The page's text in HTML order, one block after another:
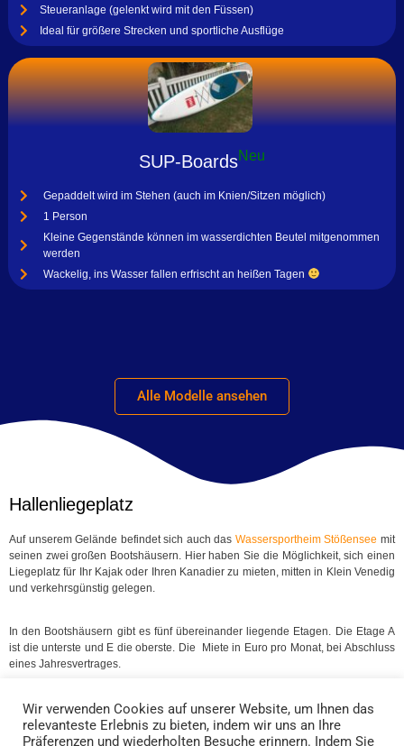
Steueranlage (gelenkt wird mit den Füssen)
Ideal für größere Strecken und sportliche Ausflüge
SUP-BoardsNeu
Gepaddelt wird im Stehen (auch im Knien/Sitzen möglich)
1 Person
Kleine Gegenstände können im wasserdichten Beutel mitgenommen
werden
Wackelig, ins Wasser fallen erfrischt an heißen Tagen
Alle Modelle ansehen
Hallenliegeplatz
Auf unserem Gelände befindet sich auch das Wassersportheim Stößensee mit
seinen zwei großen Bootshäusern. Hier haben Sie die Möglichkeit, sich einen
Liegeplatz für Ihr Kajak oder Ihren Kanadier zu mieten, mitten in Klein Venedig
und verkehrsgünstig gelegen.
In den Bootshäusern gibt es fünf übereinander liegende Etagen. Die Etage A
ist die unterste und E die oberste. Die Miete in Euro pro Monat, bei Abschluss
eines Jahresvertrages.
Etage Preis / Monat
Wir verwenden Cookies auf unserer Website, um Ihnen das
relevanteste Erlebnis zu bieten, indem wir uns an Ihre
Präferenzen und wiederholten Besuche erinnern. Indem Sie